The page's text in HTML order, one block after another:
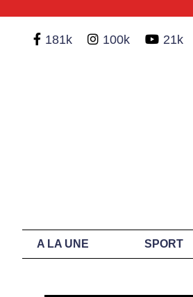
181k 100k 21k
A LA UNE SPORT